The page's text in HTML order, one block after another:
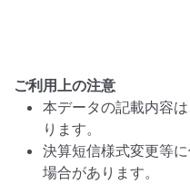
ご利用上の注意
本データの記載内容
ります。
決算短信様式変更等
場合があります。